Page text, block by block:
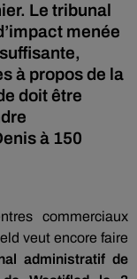
Le tribunal
menée
à propos de la
doit être
à 150
commerciaux
veut encore faire
administratif de